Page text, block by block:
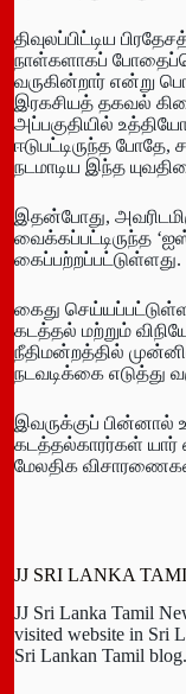
திவுலப்பிட்டிய
நாள்களாகப்
வருகின்றார் என்று
இரகசியத் தகவல்
அப்பகுதியில்
ஈடுபட்டிருந்த
நடமாடிய இந்த
இதன்போது,
வைக்கப்பட்டிருந்த
கைப்பற்றப்பட்டுள்ளது.
கைது
கடத்தல் மற்றும்
நீதிமன்றத்தில்
நடவடிக்கை எடுத்து
இவருக்குப்
கடத்தல்காரர்கள் யார்
மேலதிக
JJ SRI LANKA
JJ Sri Lanka Tamil
visited website in Sri
Sri Lankan Tamil blog.